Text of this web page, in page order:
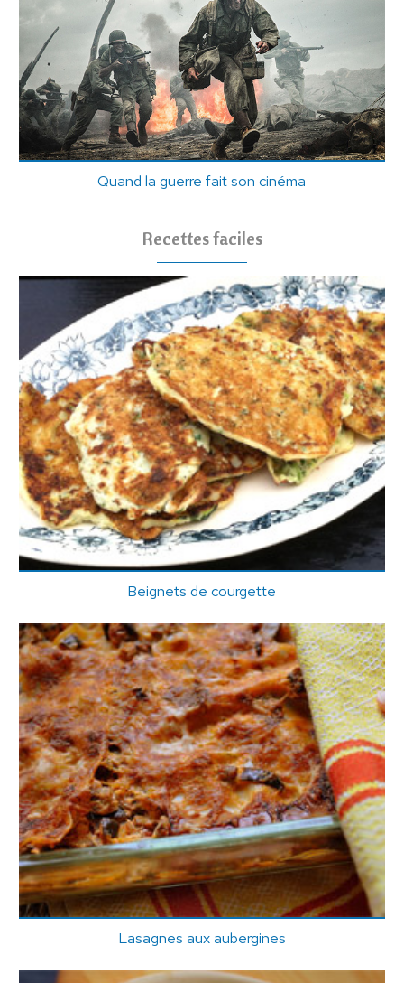
Quand la guerre fait son cinéma
Recettes faciles
Beignets de courgette
Lasagnes aux aubergines